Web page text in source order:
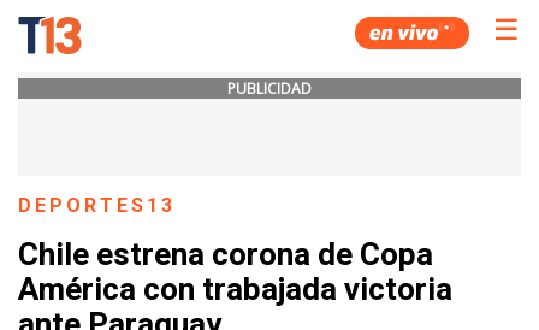
☰
PUBLICIDAD
DEPORTES13
Chile estrena corona de Copa
América con trabajada victoria